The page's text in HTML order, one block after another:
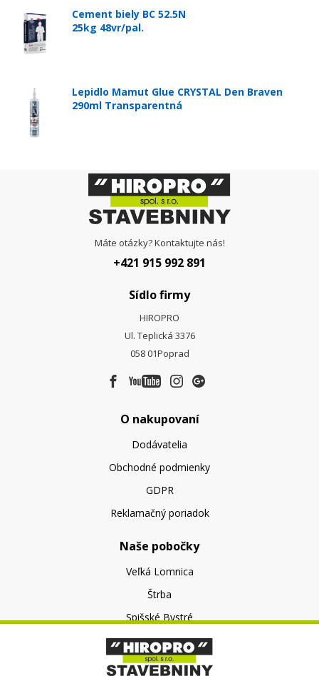
Cement biely BC 52.5N
25kg 48vr/pal.
Lepidlo Mamut Glue CRYSTAL Den Braven
290ml Transparentná
Máte otázky? Kontaktujte nás!
+421 915 992 891
Sídlo firmy
HIROPRO
Ul. Teplická 3376
058 01Poprad
O nakupovaní
Dodávatelia
Obchodné podmienky
GDPR
Reklamačný poriadok
Naše pobočky
Veľká Lomnica
Štrba
Spišské Bystré
O nás